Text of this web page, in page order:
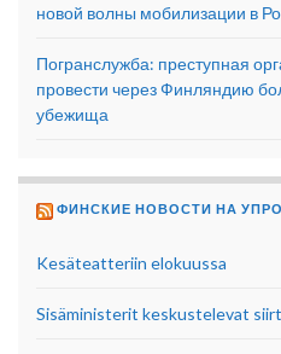
новой волны мобилизации в
Погранслужба: преступная
провести через Финляндию
убежища
ФИНСКИЕ НОВОСТИ НА
Kesäteatteriin elokuussa
Sisäministerit keskustelevat